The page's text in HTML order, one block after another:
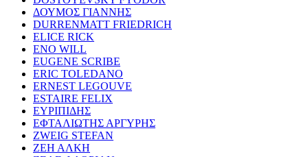
ΔΟΥΜΟΣ ΓΙΑΝΝΗΣ
DURRENMATT FRIEDRICH
ELICE RICK
ENO WILL
EUGENE SCRIBE
ERIC TOLEDANO
ERNEST LEGOUVE
ESTAIRE FELIX
ΕΥΡΙΠΙΔΗΣ
ΕΦΤΑΛΙΩΤΗΣ ΑΡΓΥΡΗΣ
ZWEIG STEFAN
ΖΕΗ ΑΛΚΗ